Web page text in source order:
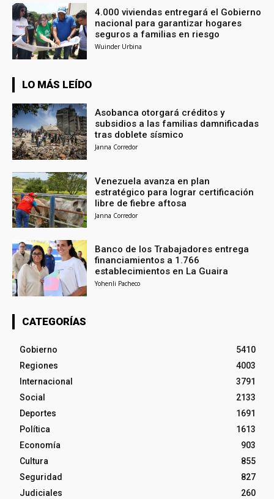
4.000 viviendas entregará el Gobierno
nacional para garantizar hogares
seguros a familias en riesgo
Wuinder Urbina
LO MÁS LEÍDO
Asobanca otorgará créditos y
subsidios a las familias damnificadas
tras doblete sísmico
Janna Corredor
Venezuela avanza en plan
estratégico para lograr certificación
libre de fiebre aftosa
Janna Corredor
Banco de los Trabajadores entrega
financiamientos a 1.766
establecimientos en La Guaira
Yohenli Pacheco
CATEGORÍAS
Gobierno
5410
Regiones
4003
Internacional
3791
Social
2133
Deportes
1691
Política
1613
Economía
903
Cultura
855
Seguridad
827
Judiciales
260